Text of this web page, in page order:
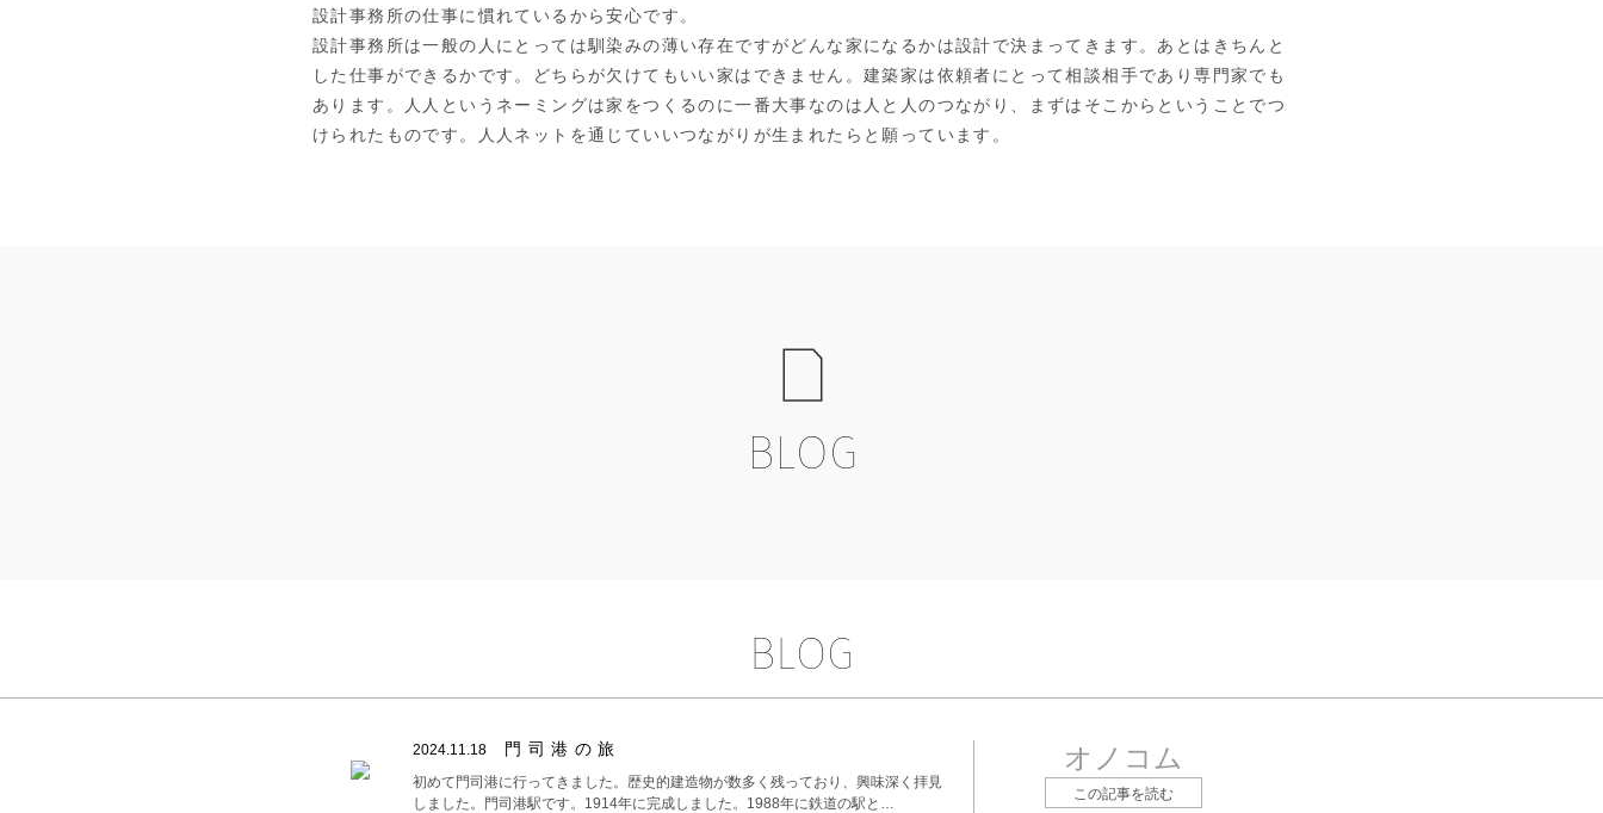
設計事務所の仕事に慣れているから安心です。
設計事務所は一般の人にとっては馴染みの薄い存在ですがどんな家になるかは設計で決まってきます。あとはきちんと
した仕事ができるかです。どちらが欠けてもいい家はできません。建築家は依頼者にとって相談相手であり専門家でも
あります。人人というネーミングは家をつくるのに一番大事なのは人と人のつながり、まずはそこからということでつ
けられたものです。人人ネットを通じていいつながりが生まれたらと願っています。
BLOG
BLOG
2024.11.18 門司港の旅
初めて門司港に行ってきました。歴史的建造物が数多く残っており、興味深く拝見
しました。門司港駅です。1914年に完成しました。1988年に鉄道の駅と…
オノコム
この記事を読む